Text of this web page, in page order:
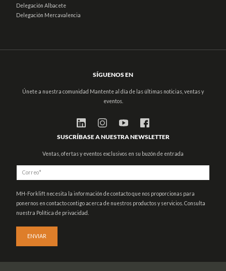
Delegación Albacete
Delegación Mercavalencia
SÍGUENOS EN
Únete a nuestra comunidad Mantente al día de las últimas noticias, ventas y
eventos.
SUSCRÍBASE A NUESTRA NEWSLETTER
Ventas, ofertas y eventos exclusivos en su buzón de entrada
MH-Forklift necesita la información de contacto que nos proporcionas para
ponernos en contacto contigo acerca de nuestros productos y servicios. Consulta
nuestra Política de privacidad.